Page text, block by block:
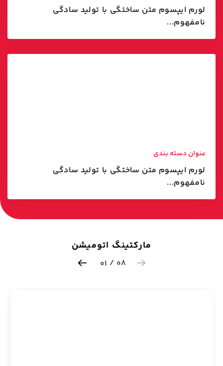
لورم ایپسوم متن ساختگی با تولید سادگی
نامفهوم...
عنوان دسته بندی
لورم ایپسوم متن ساختگی با تولید سادگی
نامفهوم...
مارکتینگ اتومیشن
08
/